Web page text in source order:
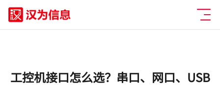
工控机接口怎么选？串口、网口、USB